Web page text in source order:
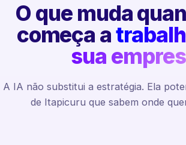
O que muda
começa a
sua
A IA não substitui a estratégia. Ela
de Itapicuru que sabem onde